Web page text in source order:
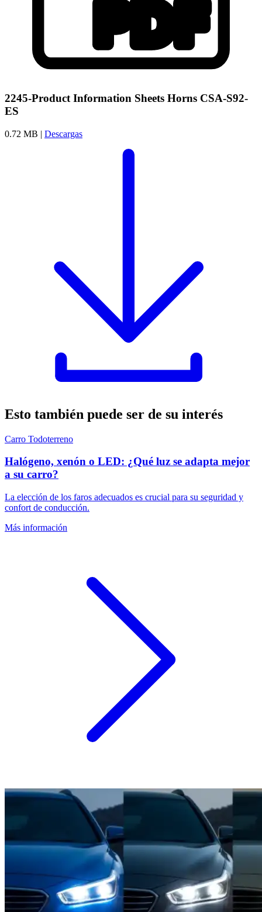
2245-Product Information Sheets Horns CSA-S92-
ES
0.72 MB | Descargas
Esto también puede ser de su interés
Carro Todoterreno
Halógeno, xenón o LED: ¿Qué luz se adapta mejor
a su carro?
La elección de los faros adecuados es crucial para su seguridad y
confort de conducción.
Más información